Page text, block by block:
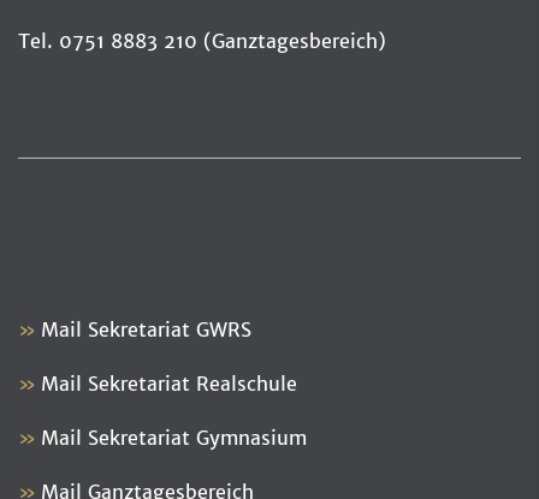
Tel. 0751 8883 210 (Ganztagesbereich)
Mail Sekretariat GWRS
Mail Sekretariat Realschule
Mail Sekretariat Gymnasium
Mail Ganztagesbereich